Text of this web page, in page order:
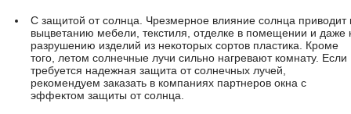
С защитой от солнца. Чрезмерное влияние солнца приводит
выцветанию мебели, текстиля, отделке в помещении и даже
разрушению изделий из некоторых сортов пластика. Кроме
того, летом солнечные лучи сильно нагревают комнату. Если
требуется надежная защита от солнечных лучей,
рекомендуем заказать в компаниях партнеров окна с
эффектом защиты от солнца.